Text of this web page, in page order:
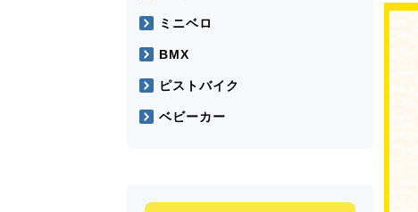
ミニベロ
BMX
ピストバイク
ベビーカー